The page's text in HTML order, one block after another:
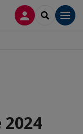
CONNEXION
2024